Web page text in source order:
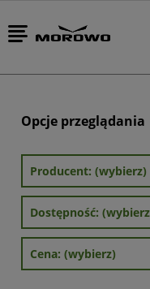
Opcje przeglądania
Producent: (wybierz)
Dostępność:
Cena: (wybierz)